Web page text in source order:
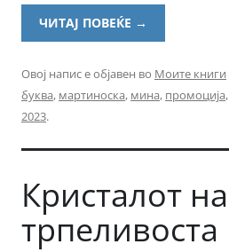
ЧИТАЈ ПОВЕЌЕ →
Овој напис е објавен во Моите книги
буква, мартиноска, мина, промоција,
2023.
Кристалот на
трпеливоста